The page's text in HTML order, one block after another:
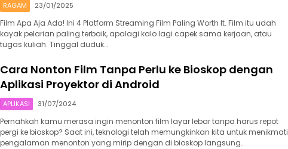
RAGAM 23/01/2025
Film Apa Aja Ada! Ini 4 Platform Streaming Film Paling Worth It. Film itu udah
kayak pelarian paling terbaik, apalagi kalo lagi capek sama kerjaan, atau
tugas kuliah. Tinggal duduk…
Cara Nonton Film Tanpa Perlu ke Bioskop dengan
Aplikasi Proyektor di Android
APLIKASI 31/07/2024
Pernahkah kamu merasa ingin menonton film layar lebar tanpa harus repot
pergi ke bioskop? Saat ini, teknologi telah memungkinkan kita untuk menikmati
pengalaman menonton yang mirip dengan di bioskop langsung…